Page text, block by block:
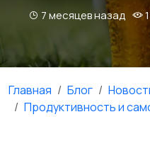
7 месяцев назад
Главная Блог
Продуктивность и